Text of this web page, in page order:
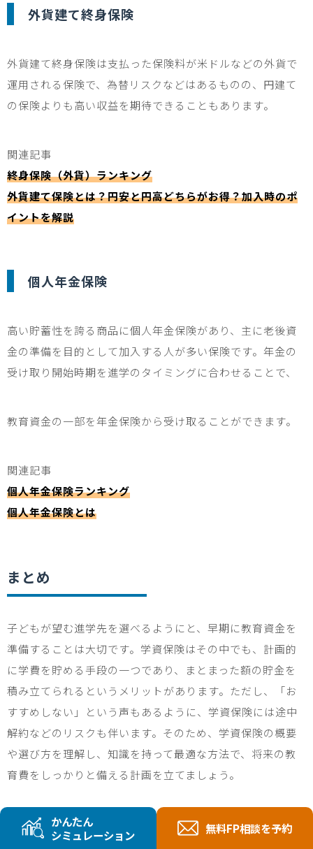
かんたん
シミュレーション
無料FP相談を予約
外貨建て終身保険
外貨建て終身保険は支払った保険料が米ドルなどの外貨で
運用される保険で、為替リスクなどはあるものの、円建て
の保険よりも高い収益を期待できることもあります。
関連記事
終身保険（外貨）ランキング
外貨建て保険とは？円安と円高どちらがお得？加入時のポ
イントを解説
個人年金保険
高い貯蓄性を誇る商品に個人年金保険があり、主に老後資
金の準備を目的として加入する人が多い保険です。年金の
受け取り開始時期を進学のタイミングに合わせることで、
教育資金の一部を年金保険から受け取ることができます。
関連記事
個人年金保険ランキング
個人年金保険とは
まとめ
子どもが望む進学先を選べるようにと、早期に教育資金を
準備することは大切です。学資保険はその中でも、計画的
に学費を貯める手段の一つであり、まとまった額の貯金を
積み立てられるというメリットがあります。ただし、「お
すすめしない」という声もあるように、学資保険には途中
解約などのリスクも伴います。そのため、学資保険の概要
や選び方を理解し、知識を持って最適な方法で、将来の教
育費をしっかりと備える計画を立てましょう。
教育資金の準備は、今回紹介した終身保険、個人年金以外
にも、投資信託など、選択肢は多岐にわたり、それぞれに